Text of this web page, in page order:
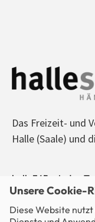
Das Freizeit- und
Halle (Saale) und
halle365 - Jeden
Sport, Kino,
Veranstaltungen
Unsere Cookie-
Diese Website